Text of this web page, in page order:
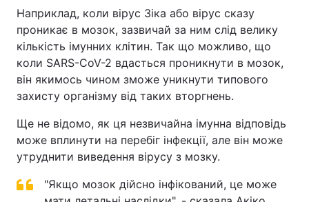
Наприклад, коли вірус Зіка або вірус сказу
проникає в мозок, зазвичай за ним слід велику
кількість імунних клітин. Так що можливо, що
коли SARS-CoV-2 вдасться проникнути в мозок,
він якимось чином зможе уникнути типового
захисту організму від таких вторгнень.
Ще не відомо, як ця незвичайна імунна відповідь
може вплинути на перебіг інфекції, але він може
утруднити виведення вірусу з мозку.
"Якщо мозок дійсно інфікований, це може